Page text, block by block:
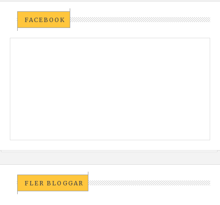
FACEBOOK
FLER BLOGGAR